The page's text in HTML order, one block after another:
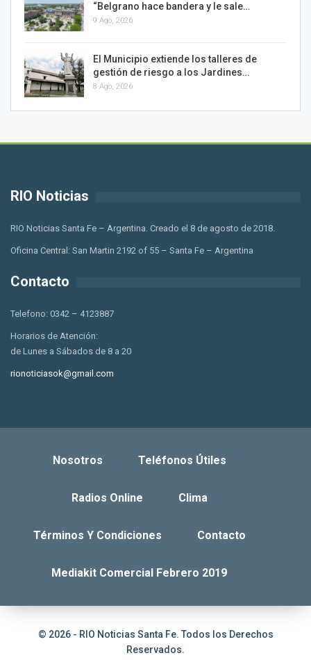
“Belgrano hace bandera y le sale…
9 Ago, 2026
El Municipio extiende los talleres de
gestión de riesgo a los Jardines…
8 Ago, 2026
RIO Noticias
RIO Noticias Santa Fe – Argentina. Creado el 8 de agosto de 2018.
Oficina Central: San Martin 2192 of 55 – Santa Fe – Argentina
Contacto
Telefono: 0342 – 4123887
Horarios de Atención:
de Lunes a Sábados de 8 a 20
rionoticiasok@gmail.com
Nosotros Teléfonos Útiles
Radios Online Clima
Términos Y Condiciones Contacto
Mediakit Comercial Febrero 2019
© 2026 - RIO Noticias Santa Fe. Todos los Derechos
Reservados.